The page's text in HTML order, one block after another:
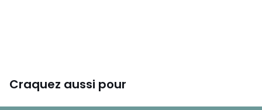
Craquez aussi pour